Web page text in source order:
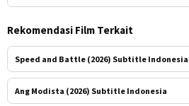
Rekomendasi Film Terkait
Speed and Battle (2026) Subtitle Indonesia
Ang Modista (2026) Subtitle Indonesia